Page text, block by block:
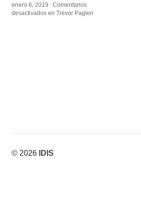
enero 6, 2019 / Comentarios
desactivados en Trevor Paglen
enero 6, 2019 / Comentarios
desactivados en Trevor Paglen
© 2026 IDIS